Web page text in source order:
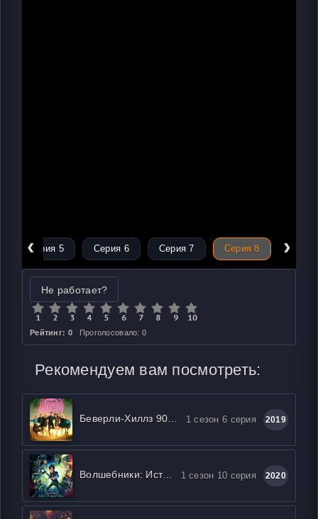
‹
Серия 5 Серия 6 Серия 7 Серия 8 ›
Не работает?
Рейтинг: 0 Проголосовало: 0
Рекомендуем вам посмотреть:
1 сезон 6 серия 2019
Волшебники: Истории Аркадии 1 сезон 10 серия 2020